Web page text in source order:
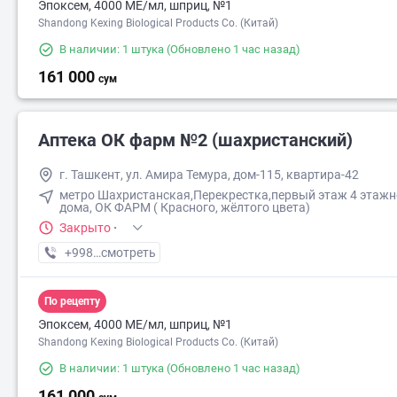
Эпоксем, 4000 МЕ/мл, шприц, №1
Shandong Kexing Biological Products Co. (Китай)
В наличии: 1 штука (Обновлено 1 час назад)
161 000 сум
Аптека ОК фарм №2 (шахристанский)
г. Ташкент, ул. Амира Темура, дом-115, квартира-42
метро Шахристанская,Перекрестка,первый этаж 4
дома, ОК ФАРМ ( Красного, жёлтого цвета)
Закрыто ·
+998 (90) XXX-XX-XX
смотреть
По рецепту
Эпоксем, 4000 МЕ/мл, шприц, №1
Shandong Kexing Biological Products Co. (Китай)
В наличии: 1 штука (Обновлено 1 час назад)